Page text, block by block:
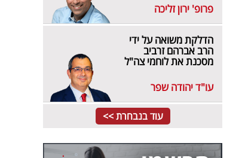
פרופ' ירון זליכה
הדלקת משואה על ידי
הרב אברהם זרביב
מסכנת את לוחמי צה"ל
עו"ד יהודה שפר
עוד בנבחרת >>